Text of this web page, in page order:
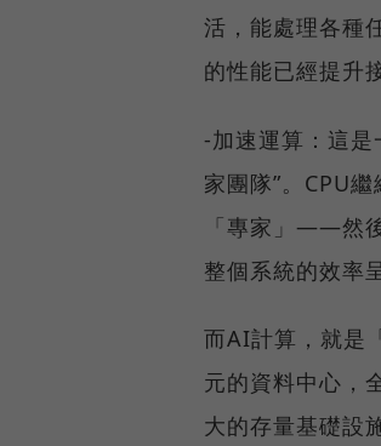
活，能處理各種
的性能已經提升
-加速運算：這是
家團隊”。CPU
「專家」——然
整個系統的效率
而AI計算，就是
元的資料中心，
大的存量基礎設